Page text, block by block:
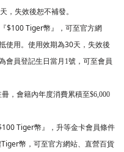
天，失效後恕不補發。
『$100 Tiger幣』，可至官方網
使用。使用效期為30天，失效後
會員登記生日當月1號 ，可至會員
，會籍內年度消費累積至$6,000
Tiger幣』，升等金卡會員條件
Tiger幣，可至官方網站、直營百貨